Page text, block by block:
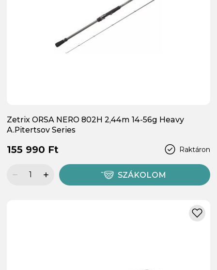
Zetrix ORSA NERO 802H 2,44m 14-56g Heavy
A.Pitertsov Series
Raktáron
155 990 Ft
SZÁKOLOM